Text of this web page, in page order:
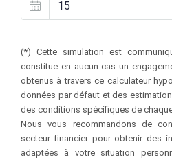
(*) Cette simulation est
constitue en aucun cas un
obtenus à travers ce calculateur
données par défaut et des
des conditions spécifiques de
Nous vous recommandons de
secteur financier pour obtenir des
adaptées à votre situation